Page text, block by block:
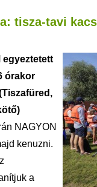
tisza-tavi
egyeztetett
órakor
NAGYON
kenuzni.
a